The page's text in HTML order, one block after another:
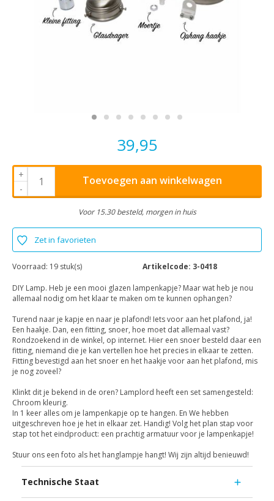
39,95
+
-
Toevoegen aan winkelwagen
Voor 15.30 besteld, morgen in huis
Zet in favorieten
Voorraad: 19 stuk(s) Artikelcode: 3-0418
DIY Lamp. Heb je een mooi glazen lampenkapje? Maar wat heb je nou
allemaal nodig om het klaar te maken om te kunnen ophangen?
Turend naar je kapje en naar je plafond! Iets voor aan het plafond, ja!
Een haakje. Dan, een fitting, snoer, hoe moet dat allemaal vast?
Rondzoekend in de winkel, op internet. Hier een snoer besteld daar een
fitting, niemand die je kan vertellen hoe het precies in elkaar te zetten.
Fitting bevestigd aan het snoer en het haakje voor aan het plafond, mis
je nog zoveel?
Klinkt dit je bekend in de oren? Lamplord heeft een set samengesteld:
Chroom kleurig.
In 1 keer alles om je lampenkapje op te hangen. En We hebben
uitgeschreven hoe je het in elkaar zet. Handig! Volg het plan stap voor
stap tot het eindproduct: een prachtig armatuur voor je lampenkapje!
Stuur ons een foto als het hanglampje hangt! Wij zijn altijd benieuwd!
Technische Staat